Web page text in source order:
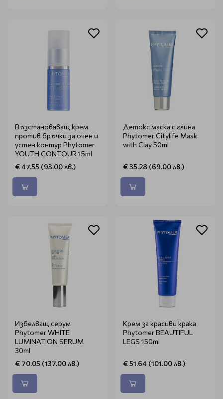
Възстановяващ крем
против бръчки за очен и
устен контур Phytomer
YOUTH CONTOUR 15ml
€ 47.55 (93.00 лв.)
Детокс маска с глина
Phytomer Citylife Mask
with Clay 50ml
€ 35.28 (69.00 лв.)
Избелващ серум
Phytomer WHITE
LUMINATION SERUM
30ml
€ 70.05 (137.00 лв.)
Крем за красиви крака
Phytomer BEAUTIFUL
LEGS 150ml
€ 51.64 (101.00 лв.)